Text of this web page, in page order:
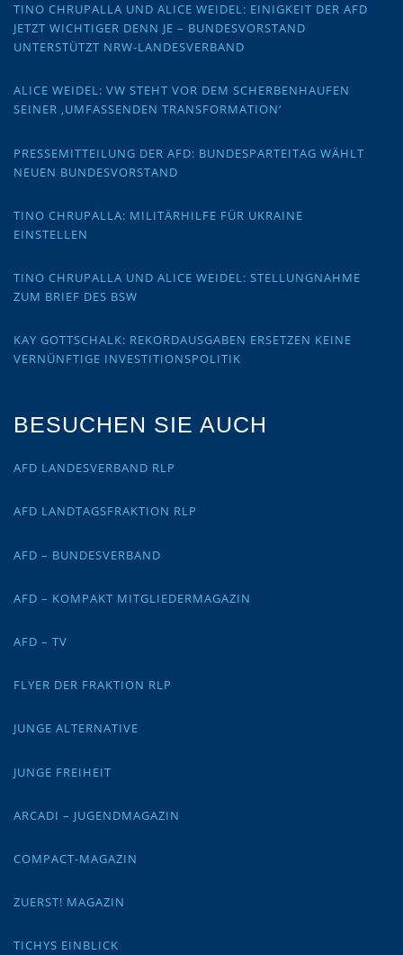
TINO CHRUPALLA UND ALICE WEIDEL: EINIGKEIT DER AFD
JETZT WICHTIGER DENN JE – BUNDESVORSTAND
UNTERSTÜTZT NRW-LANDESVERBAND
ALICE WEIDEL: VW STEHT VOR DEM SCHERBENHAUFEN
SEINER ‚UMFASSENDEN TRANSFORMATION‘
PRESSEMITTEILUNG DER AFD: BUNDESPARTEITAG WÄHLT
NEUEN BUNDESVORSTAND
TINO CHRUPALLA: MILITÄRHILFE FÜR UKRAINE
EINSTELLEN
TINO CHRUPALLA UND ALICE WEIDEL: STELLUNGNAHME
ZUM BRIEF DES BSW
KAY GOTTSCHALK: REKORDAUSGABEN ERSETZEN KEINE
VERNÜNFTIGE INVESTITIONSPOLITIK
BESUCHEN SIE AUCH
AFD LANDESVERBAND RLP
AFD LANDTAGSFRAKTION RLP
AFD – BUNDESVERBAND
AFD – KOMPAKT MITGLIEDERMAGAZIN
AFD – TV
FLYER DER FRAKTION RLP
JUNGE ALTERNATIVE
JUNGE FREIHEIT
ARCADI – JUGENDMAGAZIN
COMPACT-MAGAZIN
ZUERST! MAGAZIN
TICHYS EINBLICK